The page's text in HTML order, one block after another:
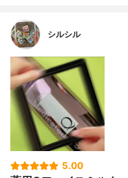
シルシル
5.00